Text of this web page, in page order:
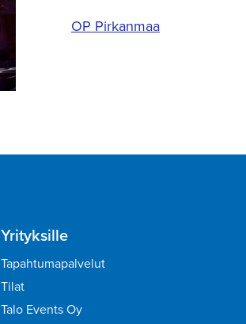
OP Pirkanmaa
Yrityksille
Tapahtumapalvelut
Tilat
Talo Events Oy